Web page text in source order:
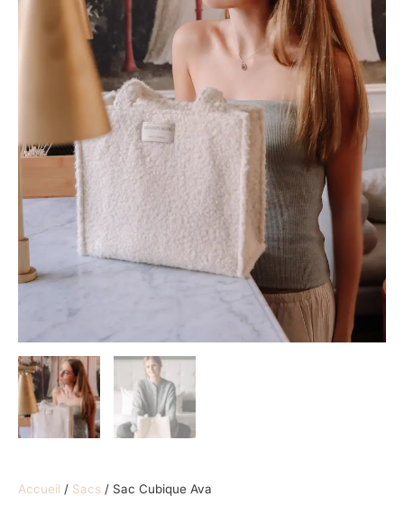
Accueil / Sacs / Sac Cubique Ava